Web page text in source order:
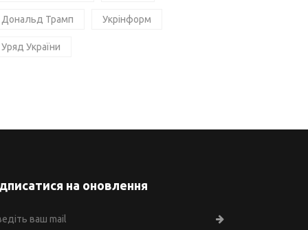
Дональд Трамп Укрінформ
Уряд України
на оновлення